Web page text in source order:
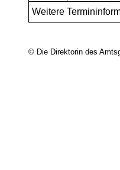
Weitere
© Die Direktorin des